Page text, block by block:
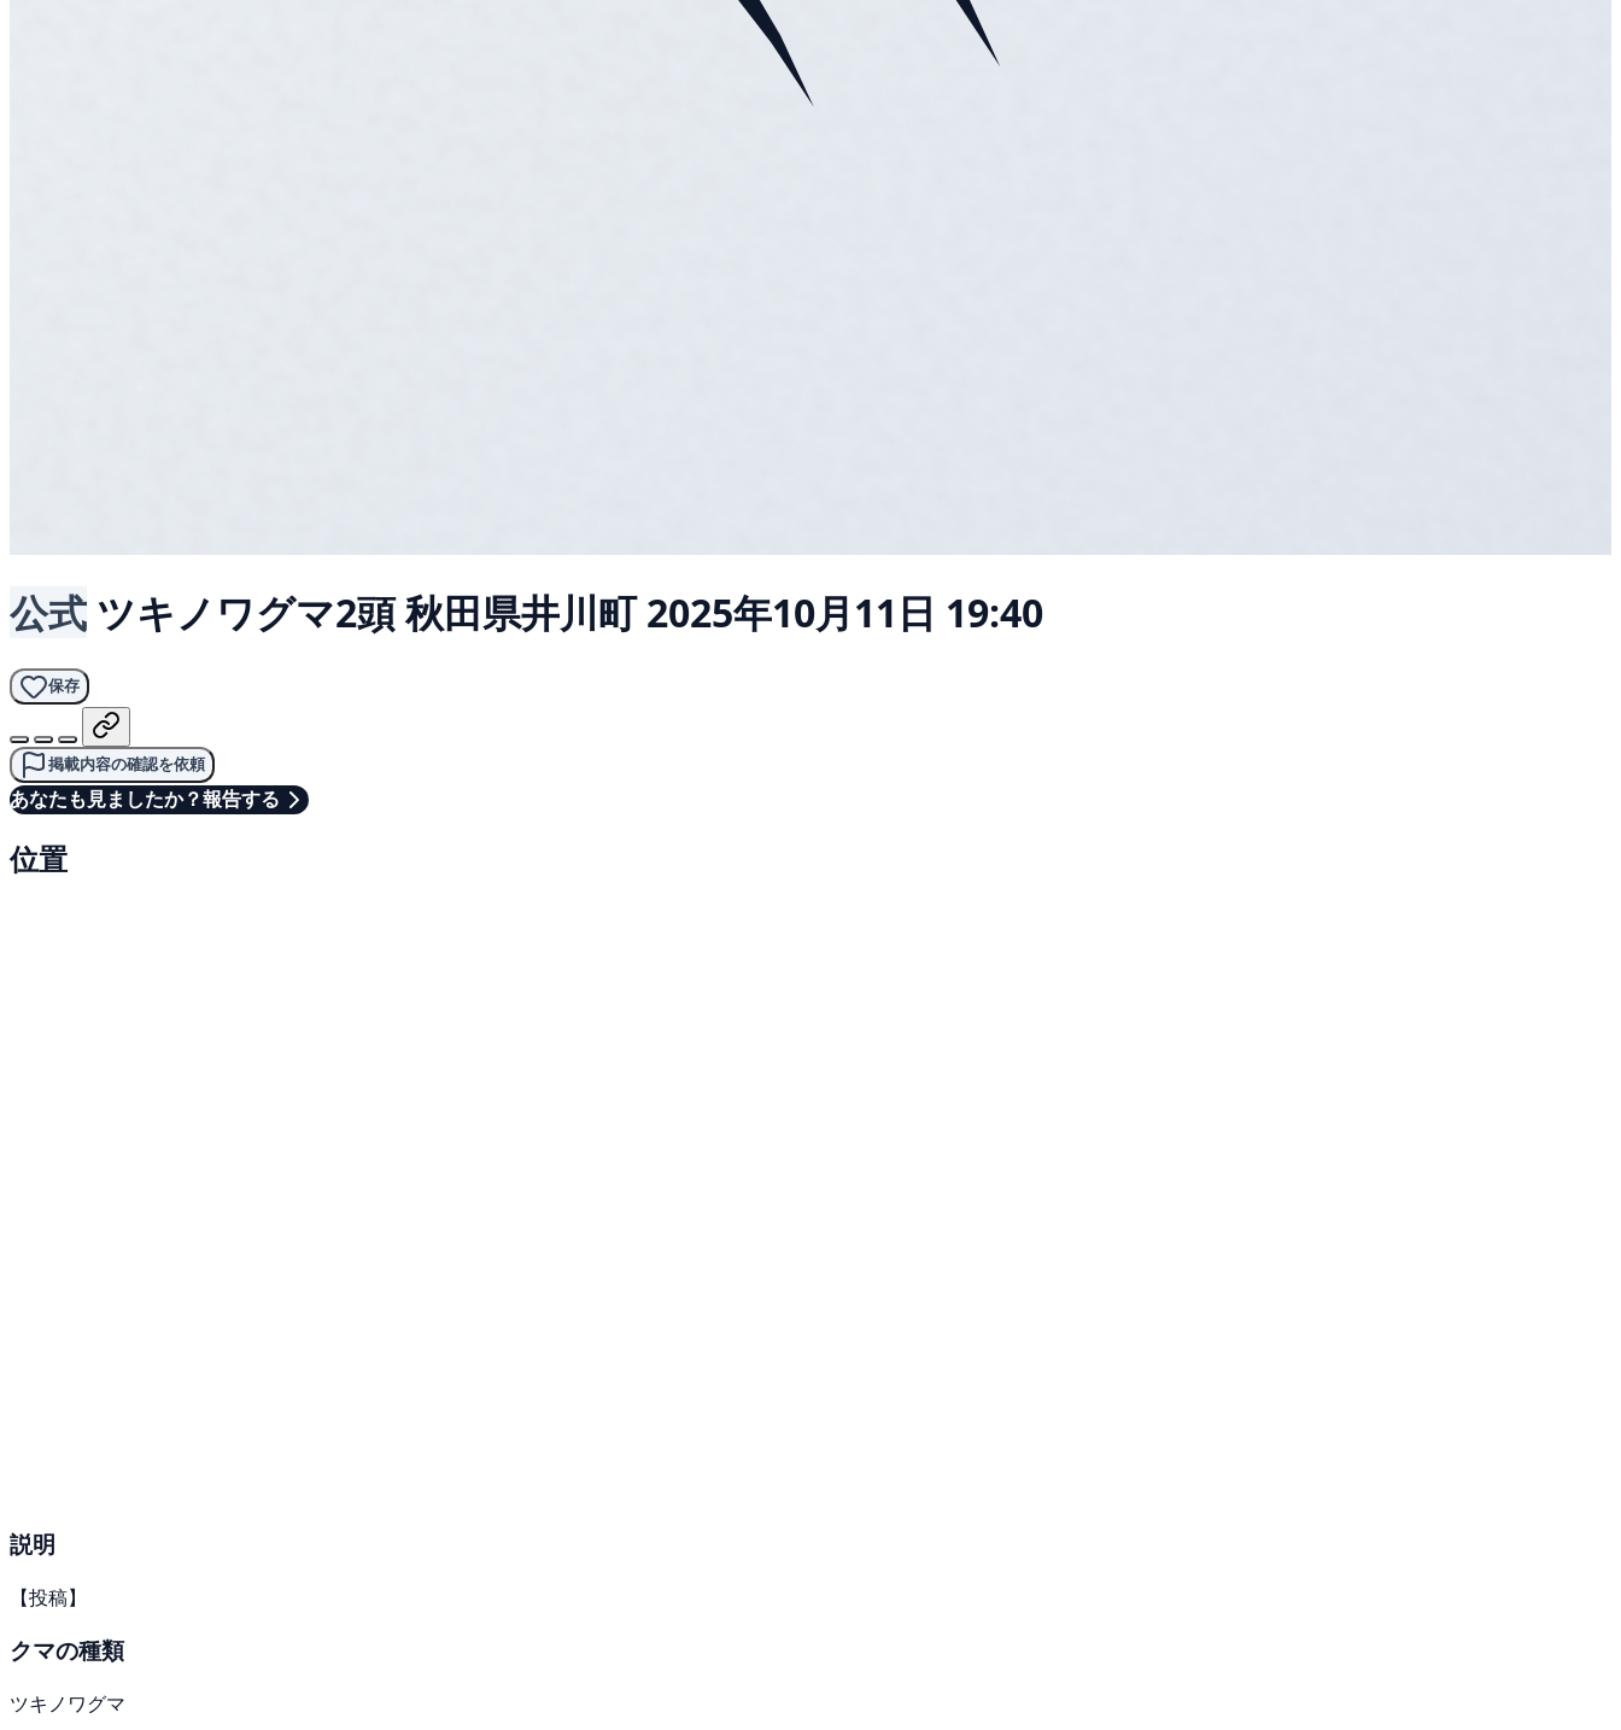
公式 ツキノワグマ2頭秋田県井川町 2025年10月11日 19:40
保存
掲載内容の確認を依頼
あなたも見ましたか？報告する
位置
説明
【投稿】
クマの種類
ツキノワグマ